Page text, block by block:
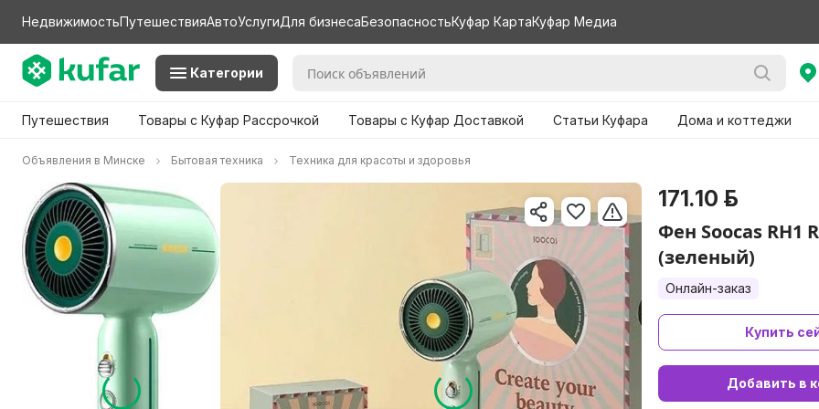
НедвижимостьПутешествияАвтоУслугиДля бизнесаБезопасностьКуфар КартаКуфар Медиа
Категории
Путешествия Товары с Куфар Рассрочкой Товары с Куфар Доставкой Статьи Куфара Дома и коттеджи
Объявления в Минске Бытовая техника Техника для красоты и здоровья
171.10 р.
Фен Soocas RH1
(зеленый)
Онлайн-заказ
Купить
Добавить в